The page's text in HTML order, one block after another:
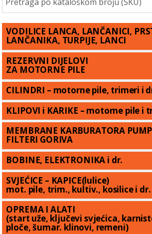
VODILICE LANCA, LANČANICI,
LANČANIKA, TURPIJE, LANCI
REZERVNI DIJELOVI
ZA MOTORNE PILE
CILINDRI – motorne pile, trimeri i
KLIPOVI i KARIKE – motorne pile i
MEMBRANE KARBURATORA
FILTERI GORIVA
BOBINE, ELEKTRONIKA i dr.
SVJEĆICE – KAPICE(lulice)
mot. pile, trim., kultiv., kosilice i dr.
OPREMA I ALATI
(start uže, ključevi svjećica,
ploče, šumar. klinovi, remeni)